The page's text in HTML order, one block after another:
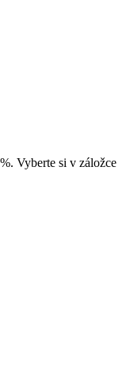
Vyberte si v záložce